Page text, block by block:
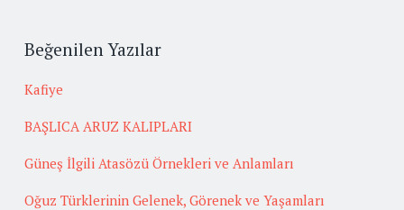
Beğenilen Yazılar
Kafiye
BAŞLICA ARUZ KALIPLARI
Güneş İlgili Atasözü Örnekleri ve Anlamları
Oğuz Türklerinin Gelenek, Görenek ve Yaşamları